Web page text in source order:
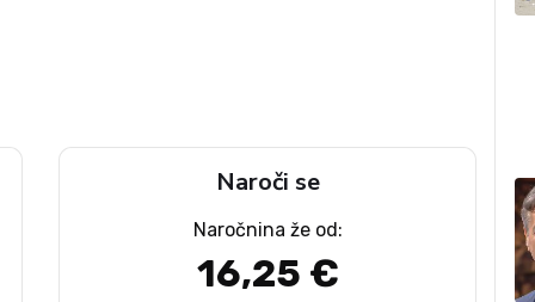
Naroči se
Naročnina že od:
16,25 €